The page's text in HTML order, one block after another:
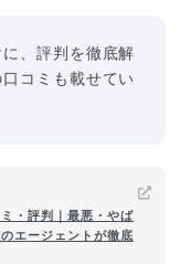
、評判を徹底解
コミも載せてい
・評判｜最悪・やば
エージェントが徹底